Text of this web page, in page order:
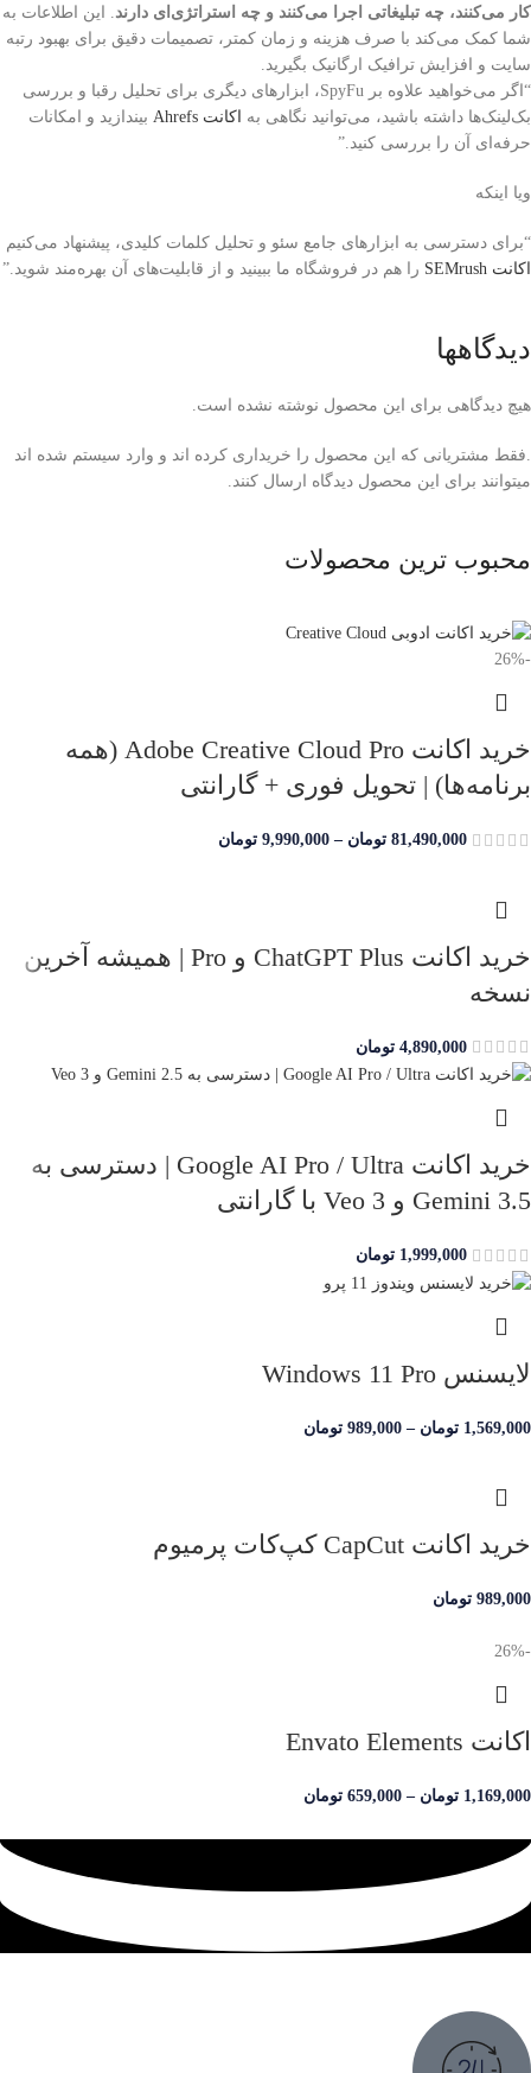
کار می‌کنند، چه تبلیغاتی اجرا می‌کنند و چه استراتژی‌ای دارند. این اطلاعات به
شما کمک می‌کند با صرف هزینه و زمان کمتر، تصمیمات دقیق برای بهبود رتبه
سایت و افزایش ترافیک ارگانیک بگیرید.
“اگر می‌خواهید علاوه بر SpyFu، ابزارهای دیگری برای تحلیل رقبا و بررسی
بک‌لینک‌ها داشته باشید، می‌توانید نگاهی به اکانت Ahrefs
بیندازید و امکانات
حرفه‌ای آن را بررسی کنید.”
ویا اینکه
“برای دسترسی به ابزارهای جامع سئو و تحلیل کلمات کلیدی، پیشنهاد می‌کنیم
اکانت SEMrush
را هم در فروشگاه ما ببینید و از قابلیت‌های آن بهره‌مند شوید.”
دیدگاهها
هیچ دیدگاهی برای این محصول نوشته نشده است.
.فقط مشتریانی که این محصول را خریداری کرده اند و وارد سیستم شده اند
میتوانند برای این محصول دیدگاه ارسال کنند.
محبوب ترین محصولات
-26%
خرید اکانت Adobe Creative Cloud Pro (همه
برنامه‌ها) | تحویل فوری + گارانتی
81,490,000 تومان –
9,990,000 تومان
خرید اکانت ChatGPT Plus و Pro | همیشه آخرین
نسخه
4,890,000 تومان
خرید اکانت Google AI Pro / Ultra | دسترسی به
Gemini 3.5 و Veo 3 با گارانتی
1,999,000 تومان
لایسنس Windows 11 Pro
1,569,000 تومان –
989,000 تومان
خرید اکانت CapCut کپ‌کات پرمیوم
989,000 تومان
-26%
اکانت Envato Elements
1,169,000 تومان –
659,000 تومان